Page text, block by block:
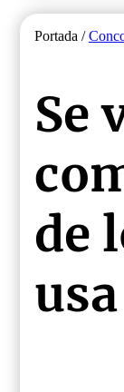
Portada /
Se
de